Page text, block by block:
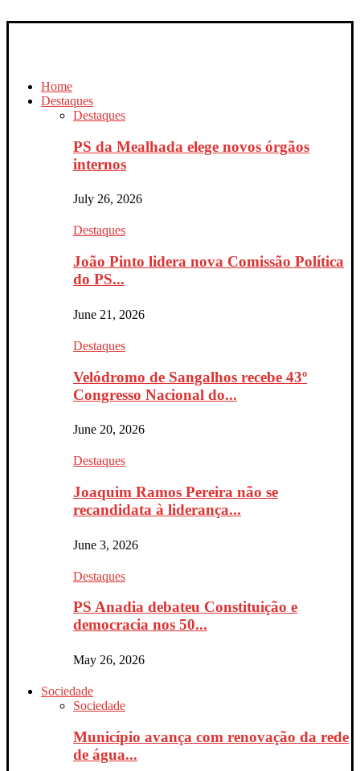
Home
Destaques
Destaques
PS da Mealhada elege novos órgãos
internos
July 26, 2026
Destaques
João Pinto lidera nova Comissão Política
do PS...
June 21, 2026
Destaques
Velódromo de Sangalhos recebe 43º
Congresso Nacional do...
June 20, 2026
Destaques
Joaquim Ramos Pereira não se
recandidata à liderança...
June 3, 2026
Destaques
PS Anadia debateu Constituição e
democracia nos 50...
May 26, 2026
Sociedade
Sociedade
Município avança com renovação da rede
de água...